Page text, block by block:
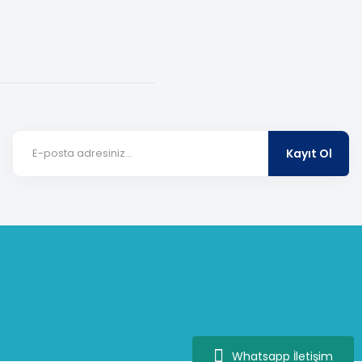
Whatsapp İletişim
Kayıt Ol